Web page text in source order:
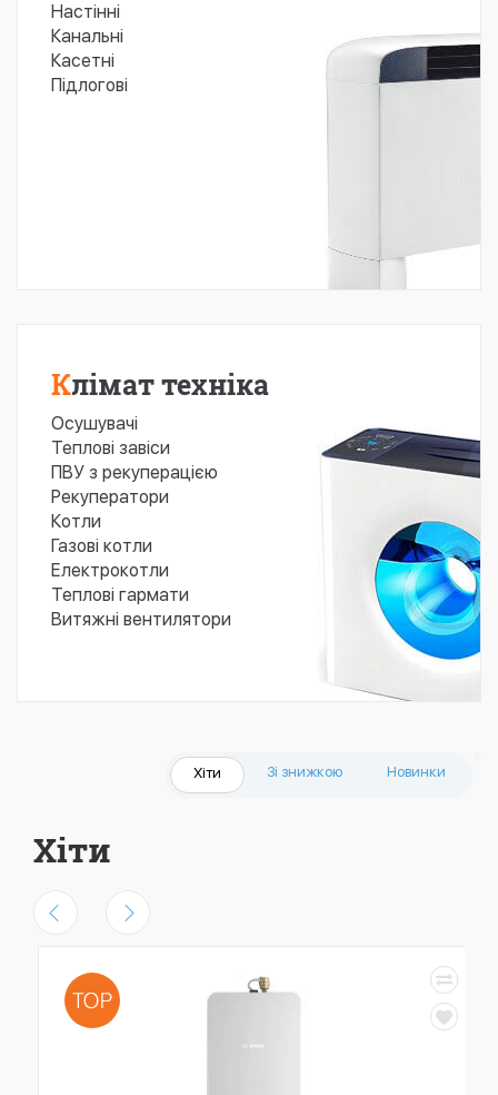
Настінні
Канальні
Касетні
Підлогові
Клімат техніка
Осушувачі
Теплові завіси
ПВУ з рекуперацією
Рекуператори
Котли
Газові котли
Електрокотли
Теплові гармати
Витяжні вентилятори
Хіти Зі знижкою Новинки
Хіти